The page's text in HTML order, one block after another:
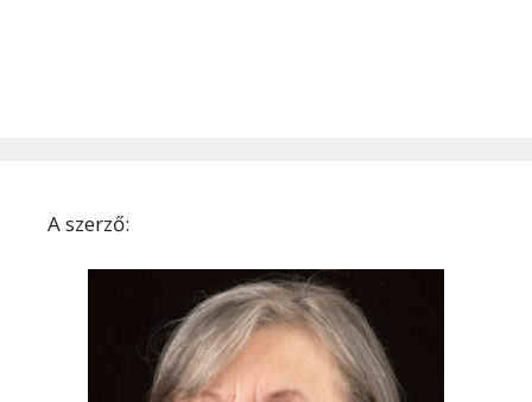
A szerző: